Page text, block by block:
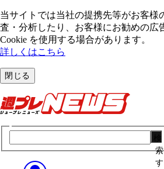
当サイトでは当社の提携先等がお客様
査・分析したり、お客様にお勧めの広
Cookie を使⽤する場合があります。
詳しくはこちら
閉じる
索
す